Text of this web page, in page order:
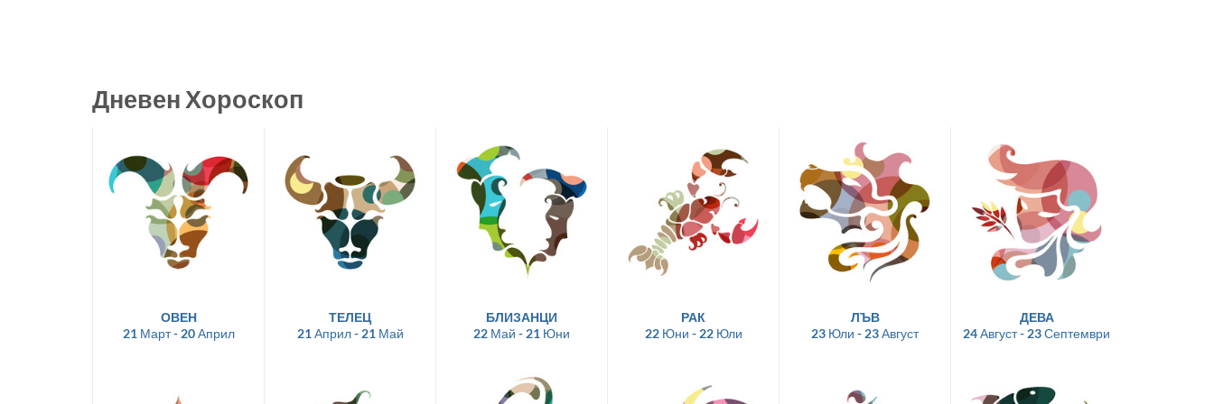
Дневен Хороскоп
ОВЕН
21 Март - 20 Април
ТЕЛЕЦ
21 Април - 21 Май
БЛИЗАНЦИ
22 Май - 21 Юни
РАК
22 Юни - 22 Юли
ЛЪВ
23 Юли - 23 Август
ДЕВА
24 Август - 23 Септември